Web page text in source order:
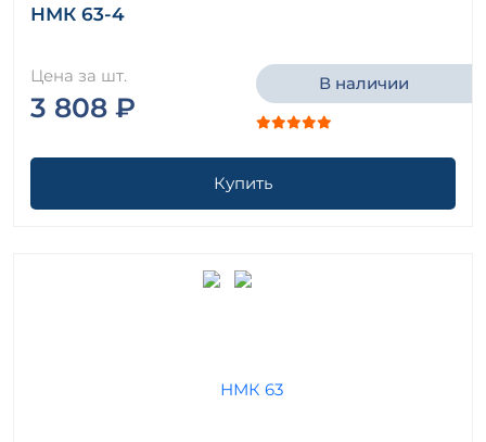
НМК 63-4
Цена за шт.
3 808 ₽
В наличии
Купить